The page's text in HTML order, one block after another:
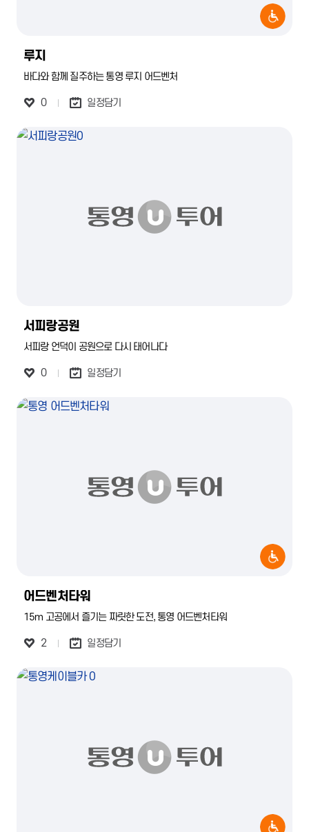
루지
바다와 함께 질주하는 통영 루지 어드벤처
0 일정담기
서피랑공원
서피랑 언덕이 공원으로 다시 태어나다
0 일정담기
어드벤처타워
15m 고공에서 즐기는 짜릿한 도전, 통영 어드벤처타워
2 일정담기